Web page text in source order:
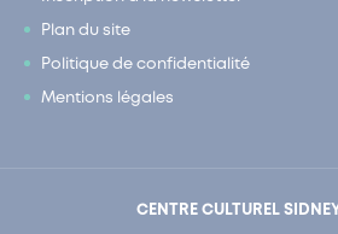
Plan du site
Politique de confidentialité
Mentions légales
CENTRE CULTUREL SIDNEY